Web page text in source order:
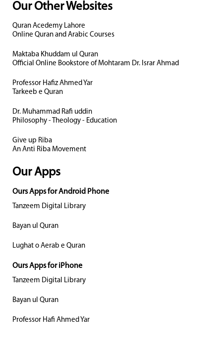
Our Other Websites
Quran Acedemy Lahore
Online Quran and Arabic Courses
Maktaba Khuddam ul Quran
Official Online Bookstore of Mohtaram Dr. Israr Ahmad
Professor Hafiz Ahmed Yar
Tarkeeb e Quran
Dr. Muhammad Rafi uddin
Philosophy - Theology - Education
Give up Riba
An Anti Riba Movement
Our Apps
Ours Apps for Android Phone
Tanzeem Digital Library
Bayan ul Quran
Lughat o Aerab e Quran
Ours Apps for iPhone
Tanzeem Digital Library
Bayan ul Quran
Professor Hafi Ahmed Yar